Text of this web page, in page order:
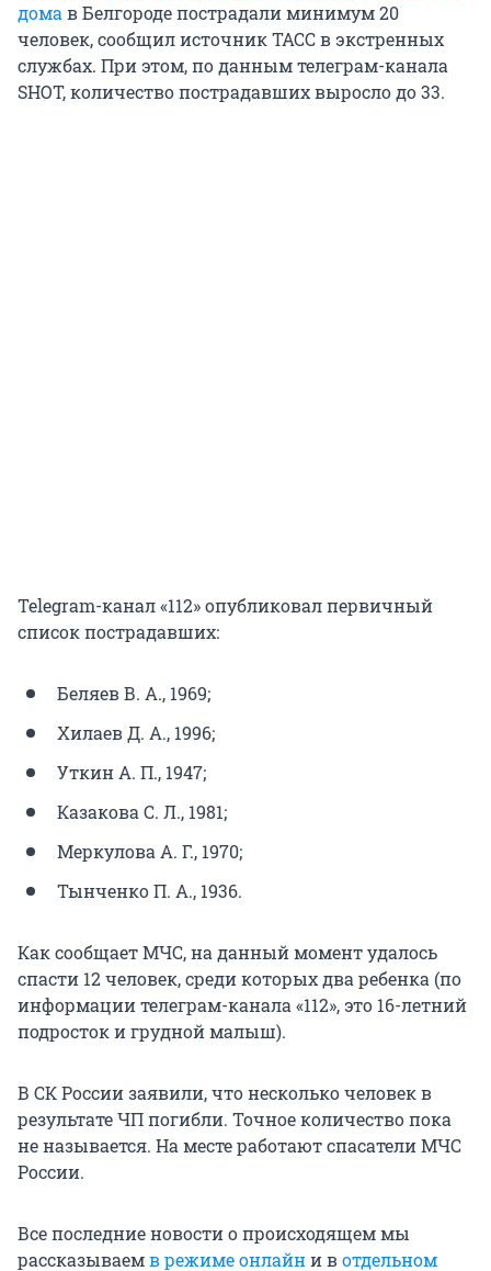
домав Белгороде пострадали минимум 20
человек, сообщил источник ТАСС в экстренных
службах. При этом, по данным телеграм-канала
SHOT, количество пострадавших выросло до 33.
Telegram-канал «112» опубликовал первичный
список пострадавших:
Беляев В. А., 1969;
Хилаев Д. А., 1996;
Уткин А. П., 1947;
Казакова С. Л., 1981;
Меркулова А. Г., 1970;
Тынченко П. А., 1936.
Как сообщает МЧС, на данный момент удалось
спасти 12 человек, среди которых два ребенка (по
информации телеграм-канала «112», это 16-летний
подросток и грудной малыш).
В СК России заявили, что несколько человек в
результате ЧП погибли. Точное количество пока
не называется. На месте работают спасатели МЧС
России.
Все последние новости о происходящем мы
рассказываемв режиме онлайни вотдельном